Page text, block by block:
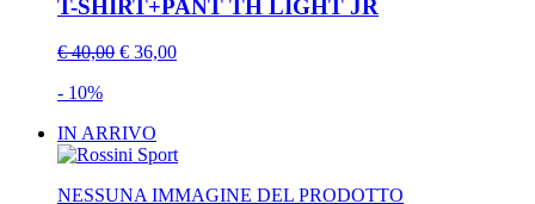
T-SHIRT+PANT TH LIGHT JR
€ 40,00 € 36,00
- 10%
IN ARRIVO
NESSUNA IMMAGINE DEL PRODOTTO